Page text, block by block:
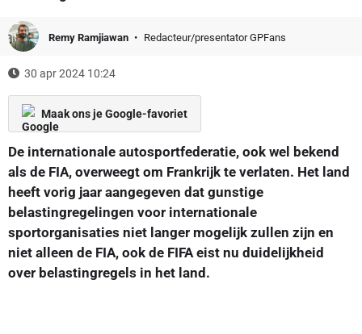
Remy Ramjiawan Redacteur/presentator GPFans
30 apr 2024 10:24
Maak ons je Google-favoriet
De internationale autosportfederatie, ook wel bekend
als de FIA, overweegt om Frankrijk te verlaten. Het land
heeft vorig jaar aangegeven dat gunstige
belastingregelingen voor internationale
sportorganisaties niet langer mogelijk zullen zijn en
niet alleen de FIA, ook de FIFA eist nu duidelijkheid
over belastingregels in het land.